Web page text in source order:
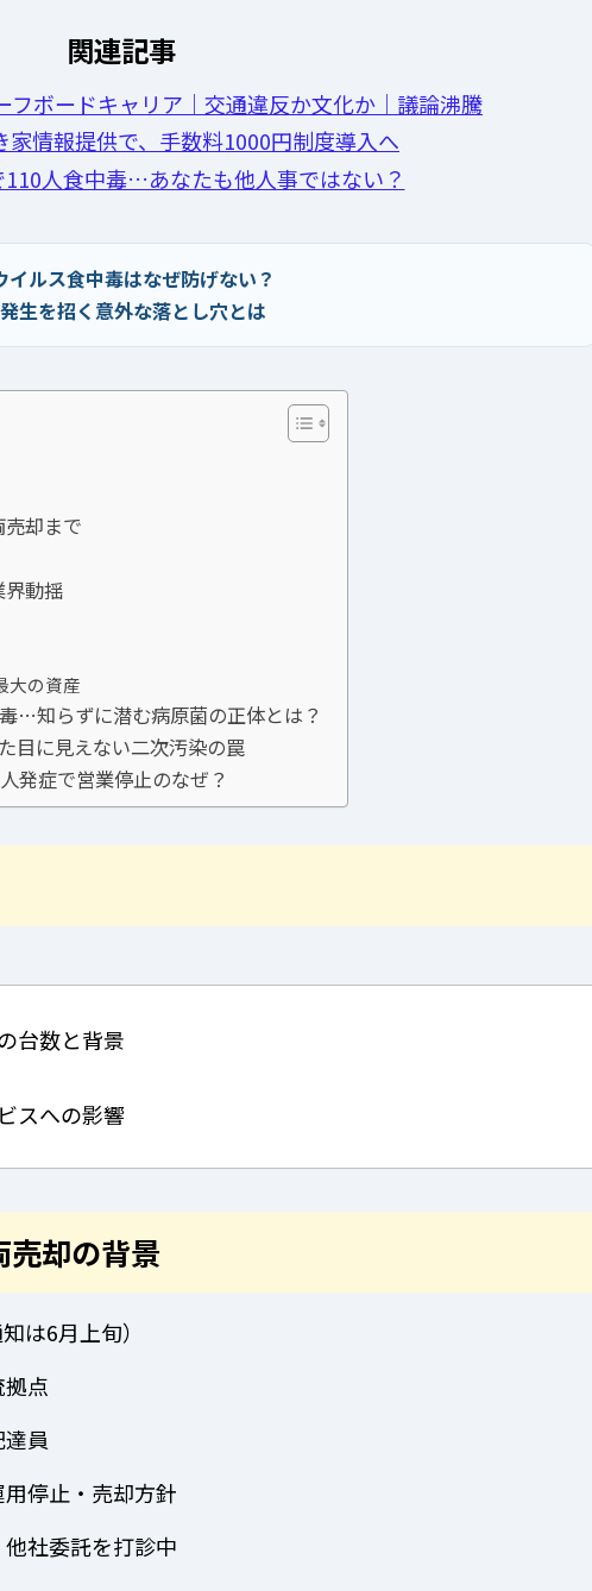
関連記事
フボードキャリア｜交通違反か文化か｜議論沸騰
家情報提供で、手数料1000円制度導入へ
人食中毒…あなたも他人事ではない？
イルス食中毒はなぜ防げない？
生を招く意外な落とし穴とは
却まで
界動揺
大の資産
…知らずに潜む病原菌の正体とは？
目に見えない二次汚染の罠
発症で営業停止のなぜ？
台数と背景
スへの影響
売却の背景
は6月上旬）
拠点
達員
停止・売却方針
他社委託を打診中